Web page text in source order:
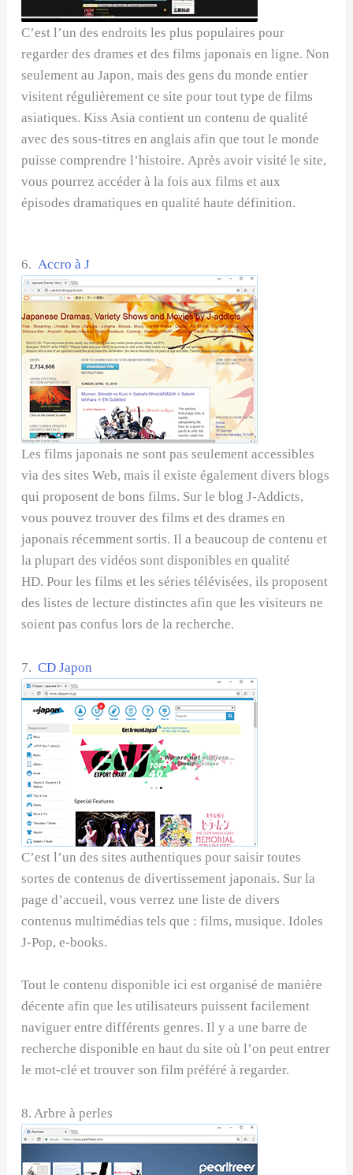
C’est l’un des endroits les plus populaires pour
regarder des drames et des films japonais en ligne. Non
seulement au Japon, mais des gens du monde entier
visitent régulièrement ce site pour tout type de films
asiatiques. Kiss Asia contient un contenu de qualité
avec des sous-titres en anglais afin que tout le monde
puisse comprendre l’histoire. Après avoir visité le site,
vous pourrez accéder à la fois aux films et aux
épisodes dramatiques en qualité haute définition.
6. Accro à J
Les films japonais ne sont pas seulement accessibles
via des sites Web, mais il existe également divers blogs
qui proposent de bons films. Sur le blog J-Addicts,
vous pouvez trouver des films et des drames en
japonais récemment sortis. Il a beaucoup de contenu et
la plupart des vidéos sont disponibles en qualité
HD. Pour les films et les séries télévisées, ils proposent
des listes de lecture distinctes afin que les visiteurs ne
soient pas confus lors de la recherche.
7. CD Japon
C’est l’un des sites authentiques pour saisir toutes
sortes de contenus de divertissement japonais. Sur la
page d’accueil, vous verrez une liste de divers
contenus multimédias tels que : films, musique. Idoles
J-Pop, e-books.
Tout le contenu disponible ici est organisé de manière
décente afin que les utilisateurs puissent facilement
naviguer entre différents genres. Il y a une barre de
recherche disponible en haut du site où l’on peut entrer
le mot-clé et trouver son film préféré à regarder.
8. Arbre à perles